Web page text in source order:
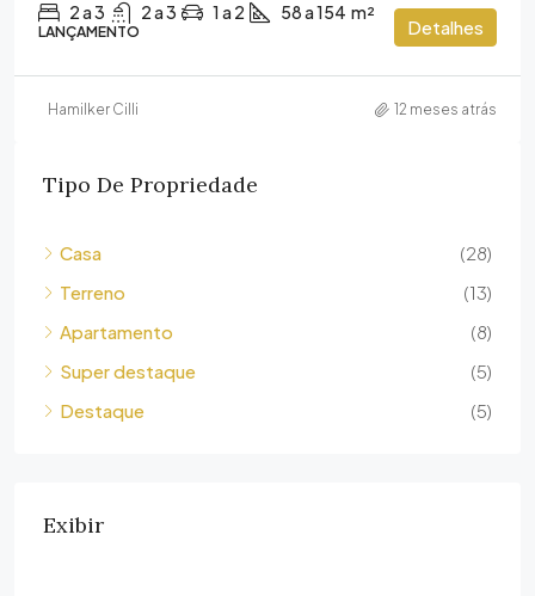
2 a 3 2 a 3 1 a 2 58 a 154 m²
LANÇAMENTO Detalhes
Hamilker Cilli 12 meses atrás
Tipo De Propriedade
Casa
(28)
Terreno
(13)
Apartamento
(8)
Super destaque
(5)
Destaque
(5)
Exibir